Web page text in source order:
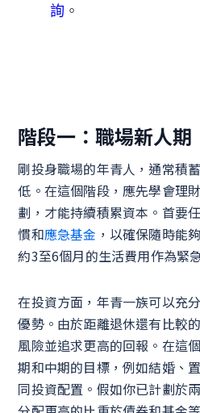
詢 。
階段一：職場新人期
剛投身職場的年青人，通常積
低。在這個階段，應先學會理
劃，才能持續積累資本。首要
慣和應急基金 ，以確保隨時能
約3至6個月的生活費用作為緊
在投資方面，年青一族可以充
優勢。由於距離退休還有比較
風險並追求更高的回報。在這
期和中期的目標，例如結婚、
同投資配置。假如你已計劃於